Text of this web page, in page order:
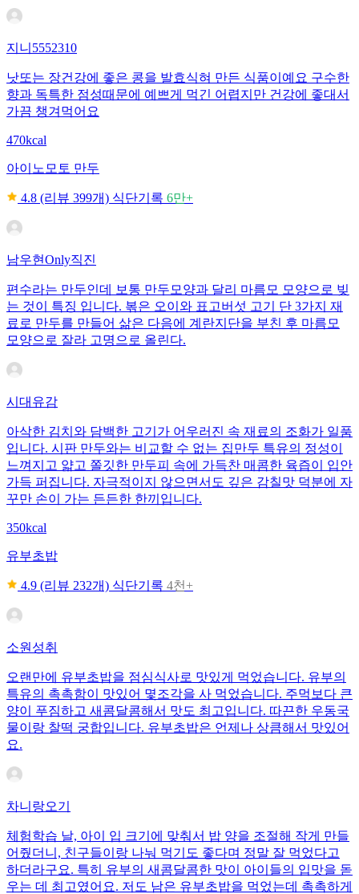
지니5552310
낫또는 장건강에 좋은 콩을 발효식혀 만든 식품이예요 구수한
향과 독특한 점성때문에 예쁘게 먹긴 어렵지만 건강에 좋대서
가끔 챙겨먹어요
470kcal
아이노모토 만두
4.8 (리뷰 399개) 식단기록 6만+
남우현Only직진
편수라는 만두인데 보통 만두모양과 달리 마름모 모양으로 빚
는 것이 특징 입니다. 볶은 오이와 표고버섯 고기 단 3가지 재
료로 만두를 만들어 삶은 다음에 계란지단을 부친 후 마름모
모양으로 잘라 고명으로 올린다.
시대유감
아삭한 김치와 담백한 고기가 어우러진 속 재료의 조화가 일품
입니다. 시판 만두와는 비교할 수 없는 집만두 특유의 정성이
느껴지고 얇고 쫄깃한 만두피 속에 가득찬 매콤한 육즙이 입안
가득 퍼집니다. 자극적이지 않으면서도 깊은 감칠맛 덕분에 자
꾸만 손이 가는 든든한 한끼입니다.
350kcal
유부초밥
4.9 (리뷰 232개) 식단기록 4천+
소원성취
오랜만에 유부초밥을 점심식사로 맛있게 먹었습니다. 유부의
특유의 촉촉함이 맛있어 몇조각을 사 먹었습니다. 주먹보다 큰
양이 푸짐하고 새콤달콤해서 맛도 최고입니다. 따끈한 우동국
물이랑 찰떡 궁합입니다. 유부초밥은 언제나 상큼해서 맛있어
요.
차니랑오기
체험학습 날, 아이 입 크기에 맞춰서 밥 양을 조절해 작게 만들
어줬더니, 친구들이랑 나눠 먹기도 좋다며 정말 잘 먹었다고
하더라구요. 특히 유부의 새콤달콤한 맛이 아이들의 입맛을 돋
우는 데 최고였어요. 저도 남은 유부초밥을 먹었는데 촉촉하게